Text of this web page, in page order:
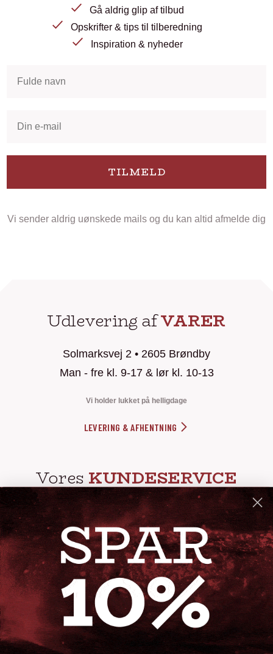
Gå aldrig glip af tilbud
Opskrifter & tips til tilberedning
Inspiration & nyheder
TILMELD
Vi sender aldrig uønskede mails og du kan altid afmelde dig
Udlevering afVARER
Solmarksvej 2 • 2605 Brøndby
Man - fre kl. 9-17 & lør kl. 10-13
Vi holder lukket på helligdage
LEVERING & AFHENTNING
Vores KUNDESERVICE
info@steak-out.dk
+45 53644030
Telefontid: man - fre kl. 10-15
GENVEJE